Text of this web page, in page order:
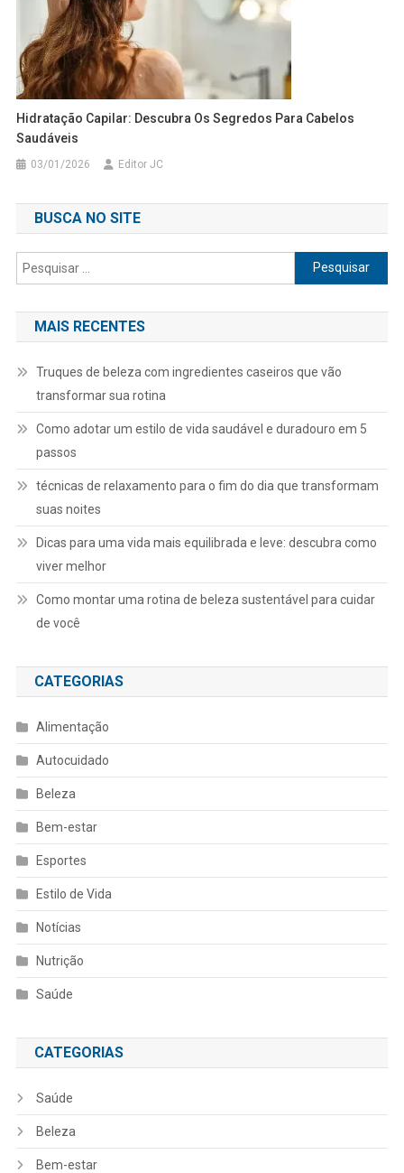
Hidratação Capilar: Descubra Os Segredos Para Cabelos
Saudáveis
03/01/2026 Editor JC
BUSCA NO SITE
Pesquisar
por:
MAIS RECENTES
Truques de beleza com ingredientes caseiros que vão
transformar sua rotina
Como adotar um estilo de vida saudável e duradouro em 5
passos
técnicas de relaxamento para o fim do dia que transformam
suas noites
Dicas para uma vida mais equilibrada e leve: descubra como
viver melhor
Como montar uma rotina de beleza sustentável para cuidar
de você
CATEGORIAS
Alimentação
Autocuidado
Beleza
Bem-estar
Esportes
Estilo de Vida
Notícias
Nutrição
Saúde
CATEGORIAS
Saúde
Beleza
Bem-estar